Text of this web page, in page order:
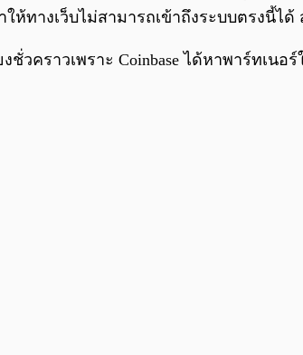
ให้ทางเว็บไม่สามารถเข้าถึงระบบตรงนี้
วคราวเพราะ Coinbase ได้หาพาร์ทเนอ